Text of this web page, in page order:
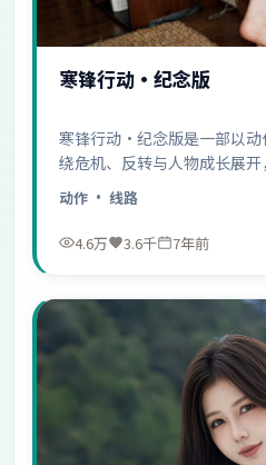
寒锋行动·纪念版
寒锋行动·纪念版是一部以动
绕危机、反转与人物成长展
荐观看。
动作 · 线路
4.6万 3.6千 7年前